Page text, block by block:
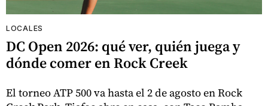
LOCALES
DC Open 2026: qué ver, quién juega y
dónde comer en Rock Creek
El torneo ATP 500 va hasta el 2 de agosto en Rock